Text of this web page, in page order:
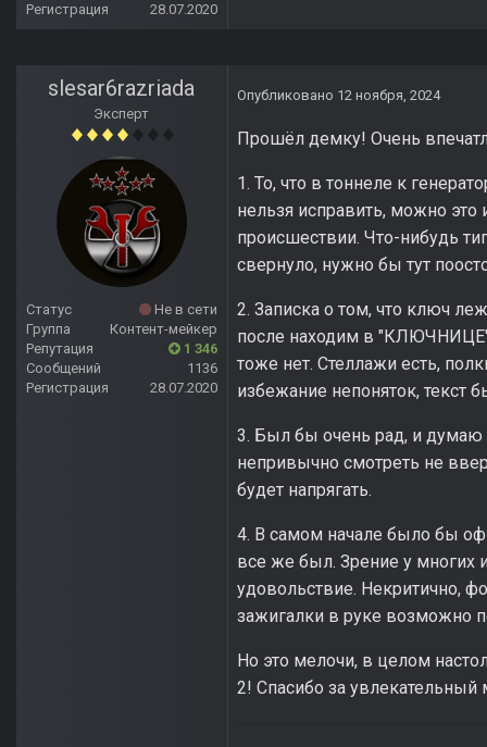
Регистрация
28.07.2020
slesar6razriada
Эксперт
Статус
Не в сети
Группа
Контент-мейкер
Репутация
1 346
Сообщений
1136
Регистрация
28.07.2020
Опубликовано 12 ноября, 2024
Прошёл демку! Очень
1. То, что в тоннеле к
нельзя исправить, можно это
происшествии. Что-нибудь
свернуло, нужно бы тут
2. Записка о том, что ключ
после находим в "КЛЮЧНИЦЕ"
тоже нет. Стеллажи есть,
избежание непоняток, текст
3. Был бы очень рад, и думаю
непривычно смотреть не
будет напрягать.
4. В самом начале было бы
все же был. Зрение у многих
удовольствие. Некритично,
зажигалки в руке возможно
Но это мелочи, в целом
2! Спасибо за